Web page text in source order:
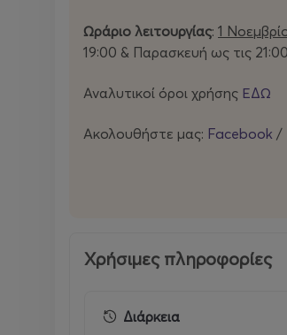
Ωράριο λειτουργίας: 1
19:00 & Παρασκευή ως τις
Αναλυτικοί όροι χρήσης ΕΔΩ
Ακολουθήστε μας: Facebook /
Χρήσιμες πληροφορίες
Διάρκεια